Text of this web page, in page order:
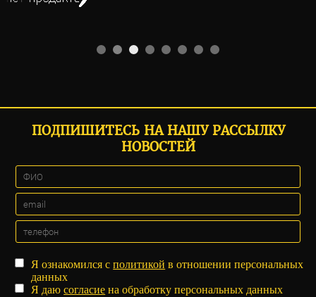
ПОДПИШИТЕСЬ НА НАШУ РАССЫЛКУ
НОВОСТЕЙ
Я ознакомился сполитикой в отношении персональных
данных
Я даюсогласие на обработку персональных данных